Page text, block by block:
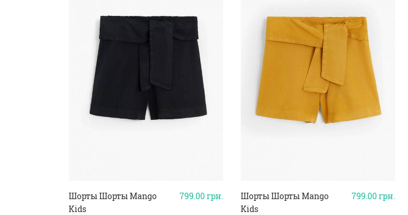
799.00грн.
Шорты Шорты Mango
Kids
799.00грн.
Шорты Шорты Mango
Kids